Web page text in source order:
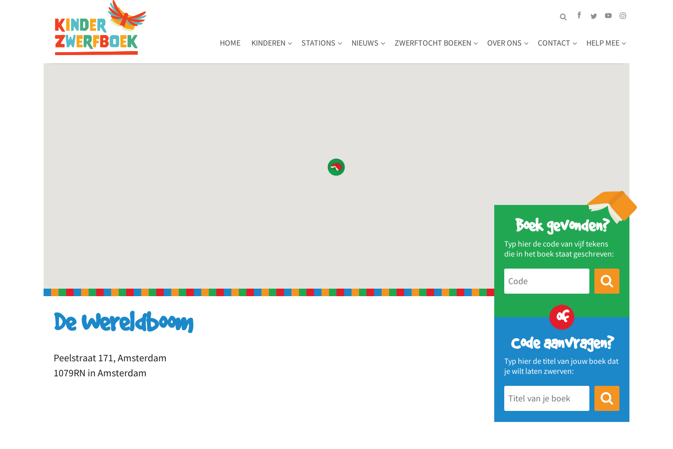
HOME KINDEREN STATIONS NIEUWS ZWERFTOCHT BOEKEN OVER ONS CONTACT HELP MEE
Boek gevonden?
Typ hier de code van vijf tekens
die in het boek staat geschreven:
of
Code aanvragen?
Typ hier de titel van jouw boek dat
je wilt laten zwerven:
De Wereldboom
Peelstraat 171, Amsterdam
1079RN in Amsterdam